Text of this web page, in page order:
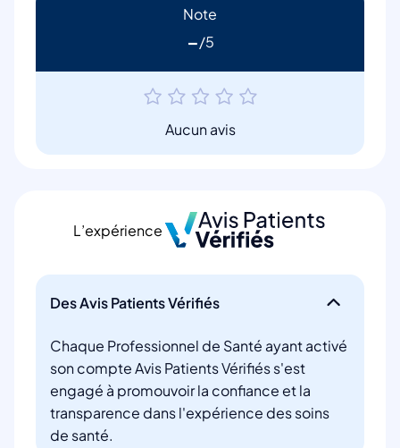
Note
-
Aucun avis
L’expérience
Des Avis Patients Vérifiés
Chaque Professionnel de Santé ayant activé
son compte Avis Patients Vérifiés s'est
engagé à promouvoir la confiance et la
transparence dans l'expérience des soins
de santé.